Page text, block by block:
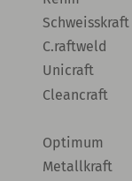
Schweisskraft
C.raftweld
Unicraft
Cleancraft
Optimum
Metallkraft